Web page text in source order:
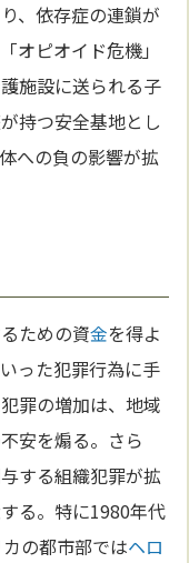
、依存症の連鎖が
オピオイド危機」
施設に送られる子
持つ安全基地とし
への負の影響が拡
ための資金を得よ
った犯罪行為に手
罪の増加は、地域
安を煽る。さら
する組織犯罪が拡
る。特に1980年代
の都市部ではヘロ